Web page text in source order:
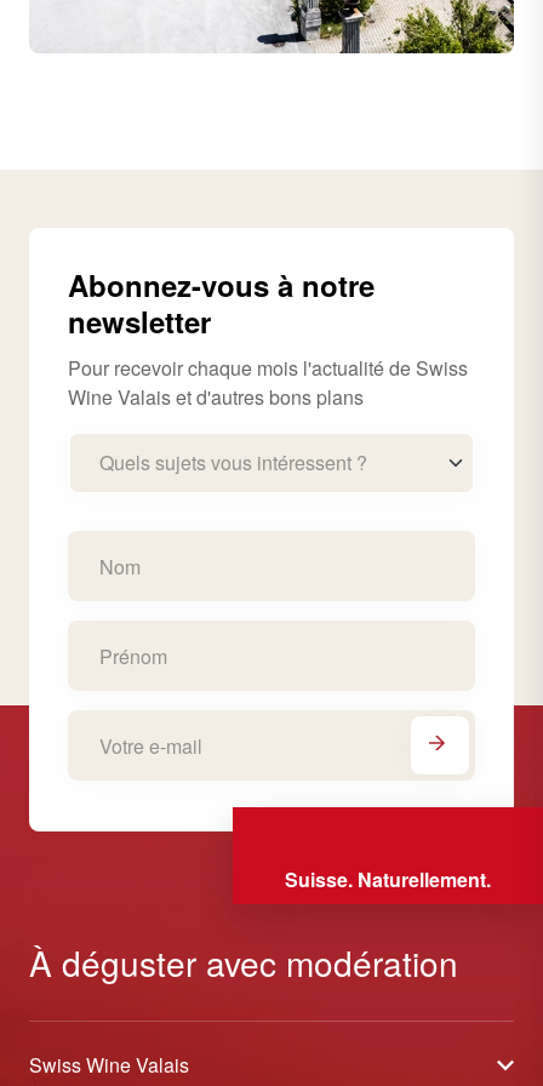
Abonnez-vous à notre
newsletter
Pour recevoir chaque mois l'actualité de Swiss
Wine Valais et d'autres bons plans
Quels sujets vous intéressent ?
Suisse. Naturellement.
À déguster avec modération
Swiss Wine Valais